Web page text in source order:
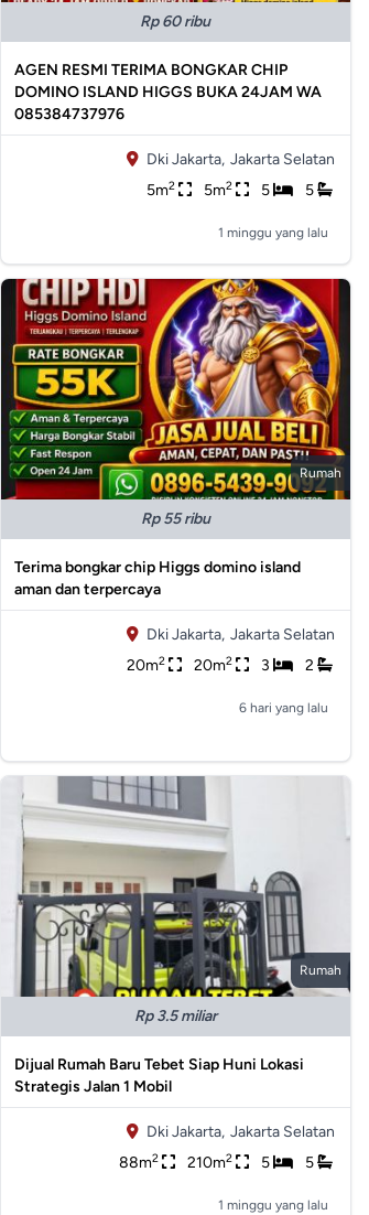
Rp 60 ribu
AGEN RESMI TERIMA BONGKAR CHIP
DOMINO ISLAND HIGGS BUKA 24JAM WA
085384737976
Dki Jakarta, Jakarta Selatan
5m2 5m2 5 5
1 minggu yang lalu
Rumah
Rp 55 ribu
Terima bongkar chip Higgs domino island
aman dan terpercaya
Dki Jakarta, Jakarta Selatan
20m2 20m2 3 2
6 hari yang lalu
Rumah
Rp 3.5 miliar
Dijual Rumah Baru Tebet Siap Huni Lokasi
Strategis Jalan 1 Mobil
Dki Jakarta, Jakarta Selatan
88m2 210m2 5 5
1 minggu yang lalu